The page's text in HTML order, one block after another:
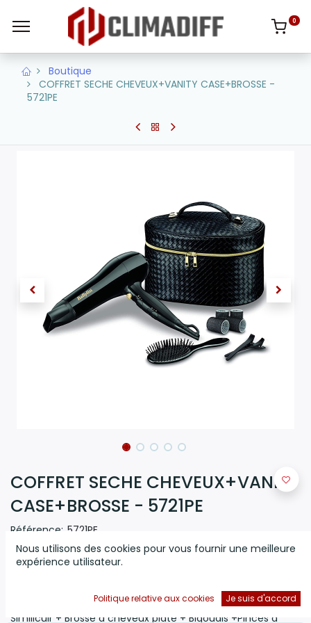
0
Boutique
COFFRET SECHE CHEVEUX+VANITY CASE+BROSSE -
5721PE
COFFRET SECHE CHEVEUX+VANITY
CASE+BROSSE - 5721PE
Référence: 5721PE
(0 avis)
températures Concentrateur d'air Fonction air froid Anti-
frisottis Anneau de suspension + Vanity pour femme en
Similicuir + Brosse à cheveux plate + Bigoudis +Pinces à
Nous utilisons des cookies pour vous fournir une meilleure
expérience utilisateur.
Politique relative aux cookies Je suis d'accord